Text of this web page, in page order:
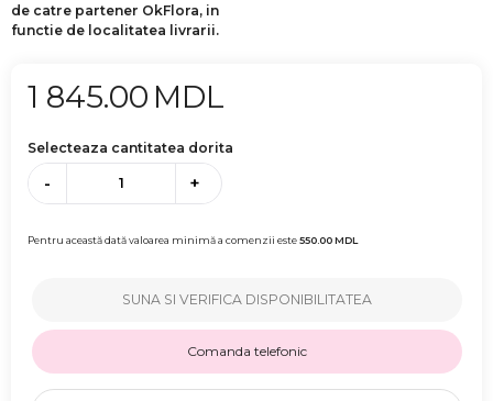
de catre partener OkFlora, in
functie de localitatea livrarii.
1 845.00 MDL
Selecteaza cantitatea dorita
- +
Pentru această dată valoarea minimă a comenzii este550.00MDL
SUNA SI VERIFICA DISPONIBILITATEA
Comanda telefonic